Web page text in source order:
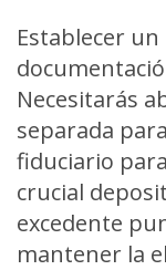
Establecer
Necesitarás
separada
fiduciario
crucial
excedente
mantener la